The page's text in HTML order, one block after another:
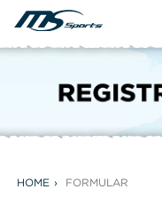
HOME FORMULAR